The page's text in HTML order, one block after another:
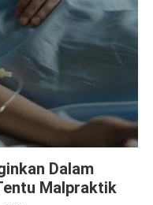
Dalam
Malpraktik